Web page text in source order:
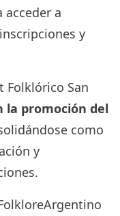
acceder a
y
Folklórico San
la promoción del
como
y